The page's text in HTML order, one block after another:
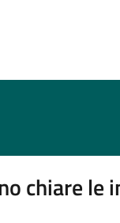
chiare le